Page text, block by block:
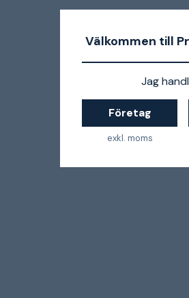
Välkommen till
Jag
Företag
exkl. moms